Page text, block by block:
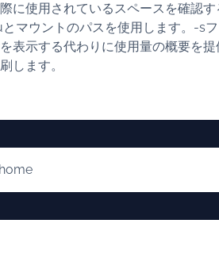
に使用されているスペースを確認
マウントのパスを使用します。-s
表示する代わりに使用量の概要を
します。